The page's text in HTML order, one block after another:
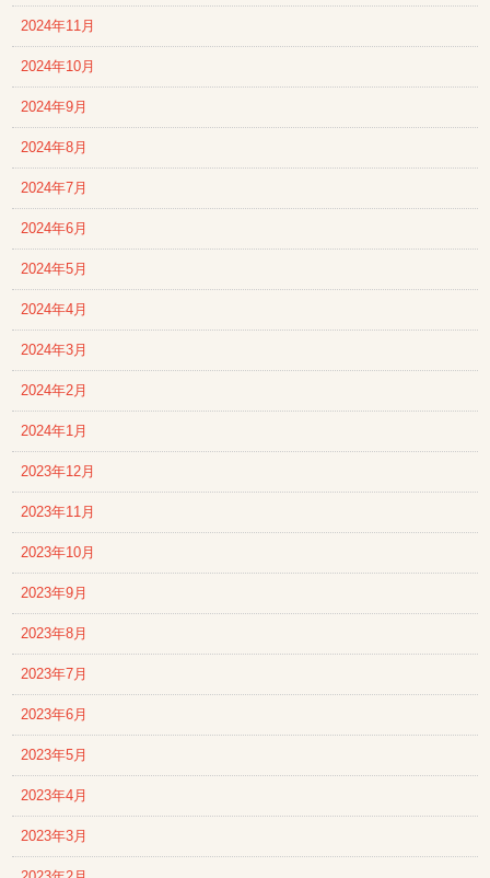
2024年11月
2024年10月
2024年9月
2024年8月
2024年7月
2024年6月
2024年5月
2024年4月
2024年3月
2024年2月
2024年1月
2023年12月
2023年11月
2023年10月
2023年9月
2023年8月
2023年7月
2023年6月
2023年5月
2023年4月
2023年3月